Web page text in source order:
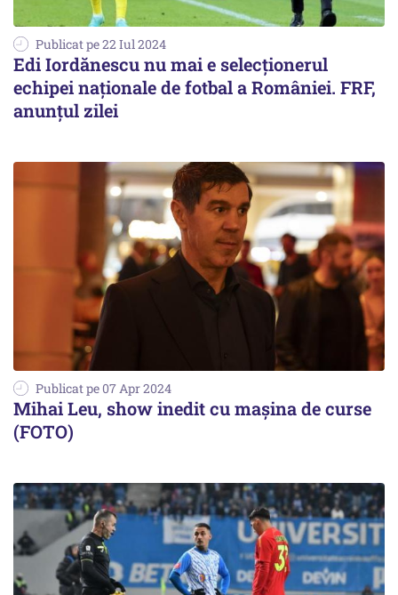
Publicat pe 22 Iul 2024
Edi Iordănescu nu mai e selecționerul
echipei naționale de fotbal a României. FRF,
anunțul zilei
Publicat pe 07 Apr 2024
Mihai Leu, show inedit cu mașina de curse
(FOTO)